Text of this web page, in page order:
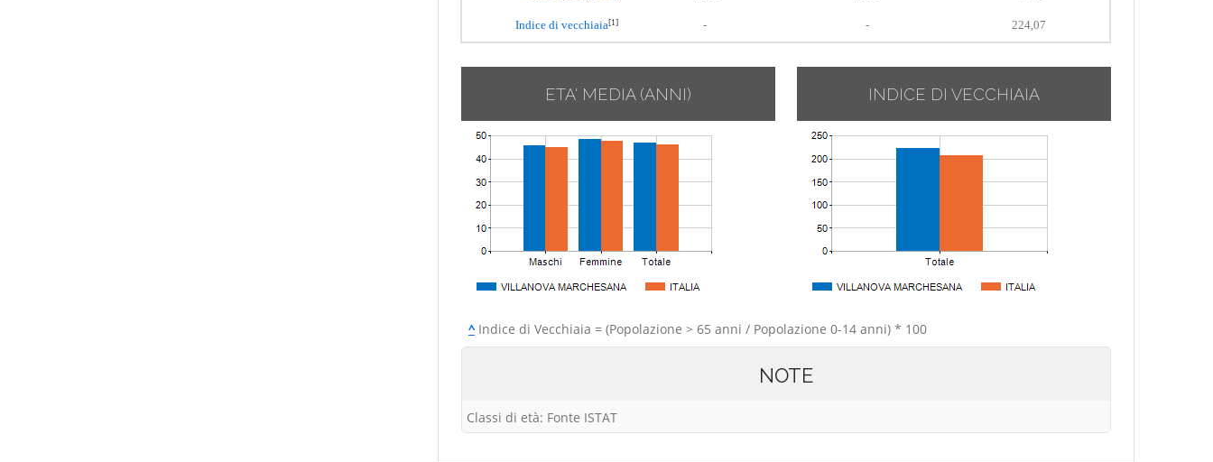
Indice di vecchiaia[1] - - 224,07
ETA' MEDIA (ANNI) INDICE DI VECCHIAIA
^Indice di Vecchiaia = (Popolazione > 65 anni / Popolazione 0-14 anni) * 100
NOTE
Classi di età: Fonte ISTAT